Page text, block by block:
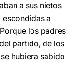
a sus nietos
escondidas a
los padres
partido, de los
hubiera sabido